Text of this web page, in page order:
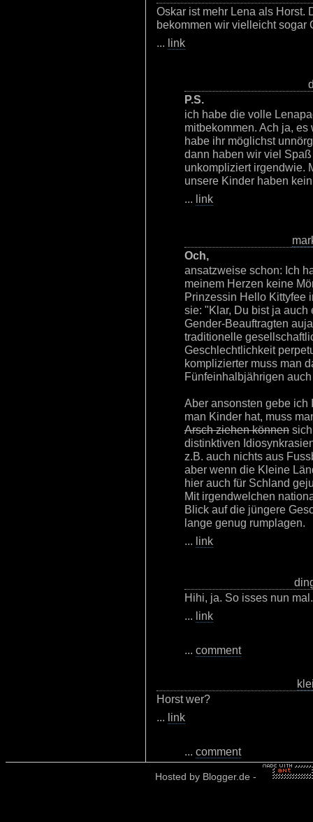
Oskar ist mehr Lena als Horst.
bekommen wir vielleicht sogar
... link
P.S.
ich habe die volle
mitbekommen. Ach ja,
habe ihr möglichst
dann haben wir viel
unkompliziert irgendwie.
unsere Kinder haben
... link
Och,
ansatzweise schon: Ich
meinem Herzen keine
Prinzessin Hello Kittyfee
sie: "Klar, Du bist ja
Gender-Beauftragten
traditionelle
Geschlechtlichkeit
komplizierter muss man
Fünfeinhalbjährigen
Aber ansonsten gebe ich
man Kinder hat, muss
Arsch ziehen können
distinktiven
z.B. auch nichts aus
aber wenn die Kleine
hier auch für Schland
Mit irgendwelchen
Blick auf die jüngere
lange genug rumplagen.
... link
Hihi, ja. So isses nun mal.
... link
... comment
Horst wer?
... link
... comment
Hosted by Blogger.de -